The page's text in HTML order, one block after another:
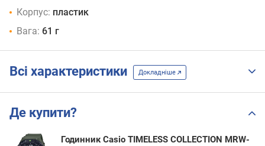
Корпус: пластик
Вага: 61 г
Всі характеристики Докладніше
Де купити?
Годинник Casio TIMELESS COLLECTION MRW-